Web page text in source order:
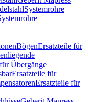
Systemrohre
BögenErsatzteile für
Übergänge
Ersatzteile für
Ersatzteile für